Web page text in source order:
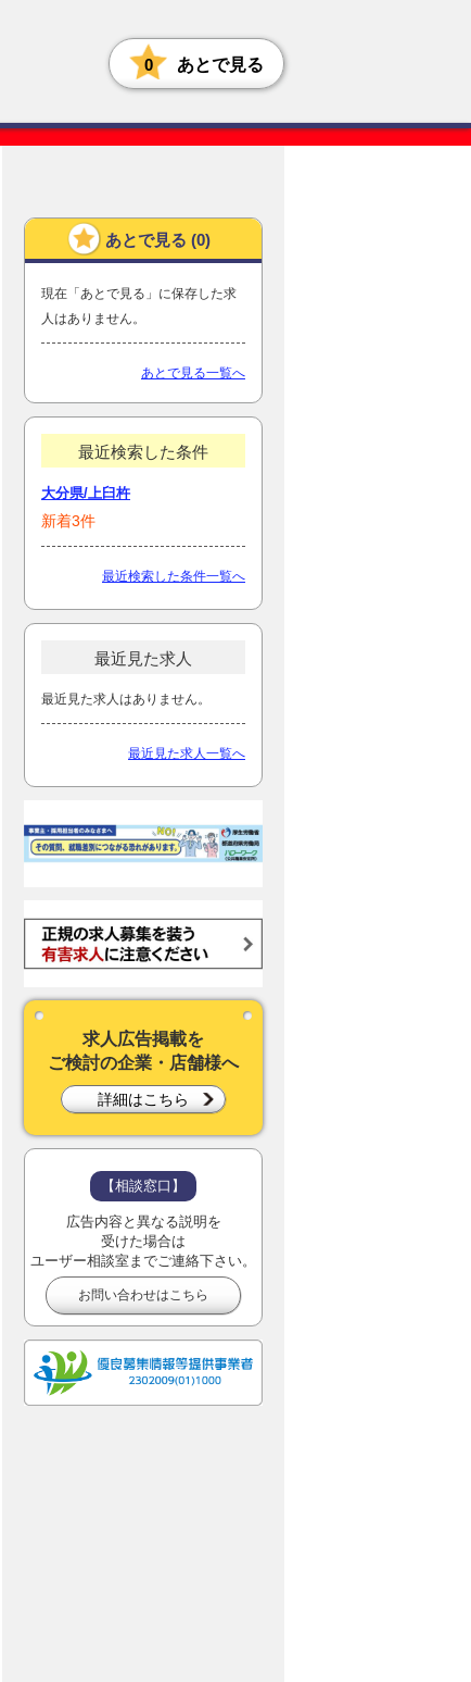
0 あとで見る
あとで見る (0)
現在「あとで見る」に保存した求
人はありません。
あとで見る一覧へ
最近検索した条件
大分県/上臼杵
新着3件
最近検索した条件一覧へ
最近見た求人
最近見た求人はありません。
最近見た求人一覧へ
求人広告掲載を
ご検討の企業・店舗様へ
詳細はこちら
【相談窓口】
広告内容と異なる説明を
受けた場合は
ユーザー相談室までご連絡下さい。
お問い合わせはこちら